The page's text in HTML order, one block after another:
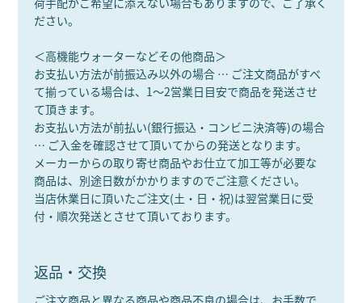
ださい。
＜高機能ウォーターなどその他商品＞
お支払い方法が前振込み以外の場合 … ご注文商品がすべ
て揃っている場合は、1～2営業日目安で商品を発送させ
て頂きます。
お支払い方法が前払い(銀行振込・コンビニ決済等)の場合
… ご入金を確認させて頂いてからの発送となります。
メーカーからの取り寄せ商品やお仕立て加工等が必要な
商品は、別途日数がかかりますのでご注意ください。
当店休業日に頂いたご注文(土・日・祝)は翌営業日に受
付・順次発送とさせて頂いております。
返品・交換
ご注文商品と異なる商品や商品不良の場合は、お手数で